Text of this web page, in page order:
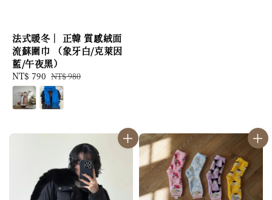
法式暖冬｜ 正韓 質感絨面
流蘇圍巾 （象牙白/克萊因
藍/午夜黑）
Sale
price
NT$ 790 Regular
price
NT$ 980